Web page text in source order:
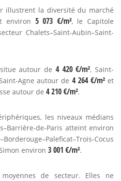
illustrent la diversité du marché
environ 5 073 €/m², le Capitole
Chalets–Saint-Aubin–Saint-
autour de 4 420 €/m², Saint-
Agne autour de 4 264 €/m²et
autour de 4 210 €/m².
les niveaux médians
de-Paris atteint environ
Cocus
environ 3 001 €/m².
de secteur. Elles ne